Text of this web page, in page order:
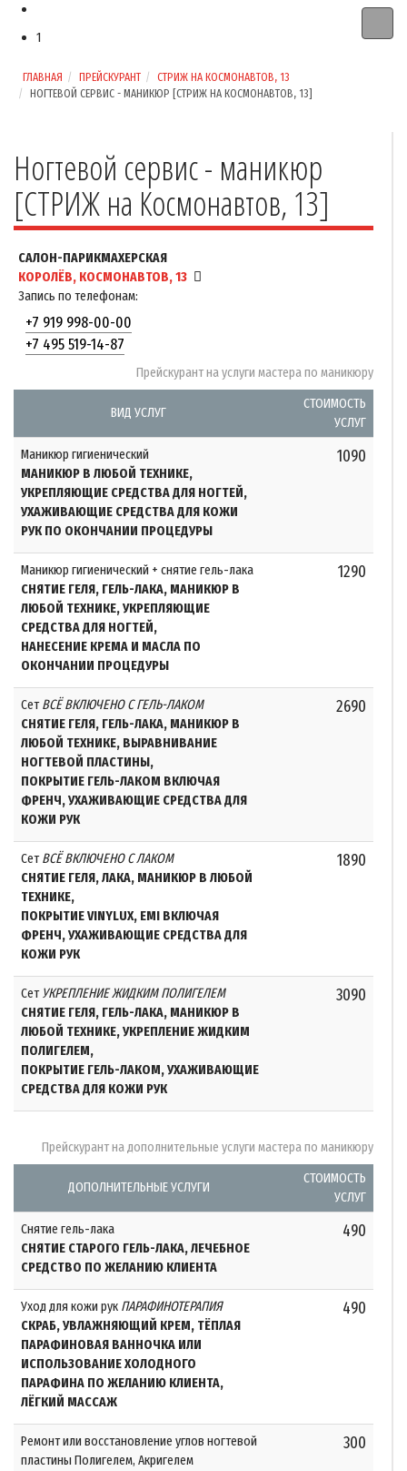
1
ГЛАВНАЯ ПРЕЙСКУРАНТ
СТРИЖ НА КОСМОНАВТОВ, 13
НОГТЕВОЙ СЕРВИС - МАНИКЮР [СТРИЖ НА КОСМОНАВТОВ, 13]
Ногтевой сервис - маникюр
[СТРИЖ на Космонавтов, 13]
САЛОН-ПАРИКМАХЕРСКАЯ
КОРОЛЁВ, КОСМОНАВТОВ, 13
Запись по телефонам:
+7 919 998-00-00
+7 495 519-14-87
Прейскурант на услуги мастера по маникюру
ВИД УСЛУГ
СТОИМОСТЬ
УСЛУГ
Маникюр гигиенический
МАНИКЮР В ЛЮБОЙ ТЕХНИКЕ,
УКРЕПЛЯЮЩИЕ СРЕДСТВА ДЛЯ НОГТЕЙ,
УХАЖИВАЮЩИЕ СРЕДСТВА ДЛЯ КОЖИ
РУК ПО ОКОНЧАНИИ ПРОЦЕДУРЫ
1090
Маникюр гигиенический + снятие гель-лака
СНЯТИЕ ГЕЛЯ, ГЕЛЬ-ЛАКА, МАНИКЮР В
ЛЮБОЙ ТЕХНИКЕ, УКРЕПЛЯЮЩИЕ
СРЕДСТВА ДЛЯ НОГТЕЙ,
НАНЕСЕНИЕ КРЕМА И МАСЛА ПО
ОКОНЧАНИИ ПРОЦЕДУРЫ
1290
СетВСЁ ВКЛЮЧЕНО С ГЕЛЬ-ЛАКОМ
СНЯТИЕ ГЕЛЯ, ГЕЛЬ-ЛАКА, МАНИКЮР В
ЛЮБОЙ ТЕХНИКЕ, ВЫРАВНИВАНИЕ
НОГТЕВОЙ ПЛАСТИНЫ,
ПОКРЫТИЕ ГЕЛЬ-ЛАКОМ ВКЛЮЧАЯ
ФРЕНЧ, УХАЖИВАЮЩИЕ СРЕДСТВА ДЛЯ
КОЖИ РУК
2690
СетВСЁ ВКЛЮЧЕНО С ЛАКОМ
СНЯТИЕ ГЕЛЯ, ЛАКА, МАНИКЮР В ЛЮБОЙ
ТЕХНИКЕ,
ПОКРЫТИЕ VINYLUX, EMI ВКЛЮЧАЯ
ФРЕНЧ, УХАЖИВАЮЩИЕ СРЕДСТВА ДЛЯ
КОЖИ РУК
1890
СетУКРЕПЛЕНИЕ ЖИДКИМ ПОЛИГЕЛЕМ
СНЯТИЕ ГЕЛЯ, ГЕЛЬ-ЛАКА, МАНИКЮР В
ЛЮБОЙ ТЕХНИКЕ, УКРЕПЛЕНИЕ ЖИДКИМ
ПОЛИГЕЛЕМ,
ПОКРЫТИЕ ГЕЛЬ-ЛАКОМ, УХАЖИВАЮЩИЕ
СРЕДСТВА ДЛЯ КОЖИ РУК
3090
Прейскурант на дополнительные услуги мастера по маникюру
ДОПОЛНИТЕЛЬНЫЕ УСЛУГИ
СТОИМОСТЬ
УСЛУГ
Снятие гель-лака
СНЯТИЕ СТАРОГО ГЕЛЬ-ЛАКА, ЛЕЧЕБНОЕ
СРЕДСТВО ПО ЖЕЛАНИЮ КЛИЕНТА
490
Уход для кожи рук ПАРАФИНОТЕРАПИЯ
СКРАБ, УВЛАЖНЯЮЩИЙ КРЕМ, ТЁПЛАЯ
ПАРАФИНОВАЯ ВАННОЧКА ИЛИ
ИСПОЛЬЗОВАНИЕ ХОЛОДНОГО
ПАРАФИНА ПО ЖЕЛАНИЮ КЛИЕНТА,
ЛЁГКИЙ МАССАЖ
490
Ремонт или восстановление углов ногтевой
пластины Полигелем, Акригелем
300